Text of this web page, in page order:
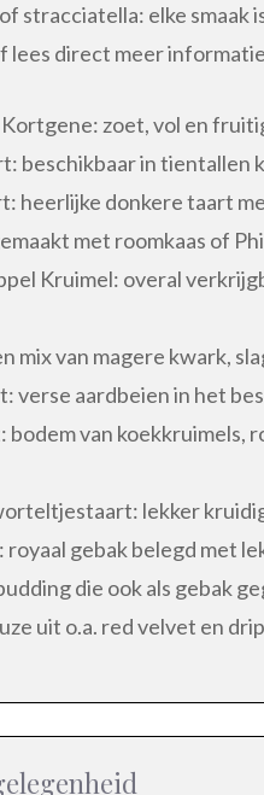
stracciatella: elke smaak
lees direct meer
zoet, vol en
beschikbaar in tientallen
heerlijke donkere taart
met roomkaas of
Kruimel: overal
mix van magere kwark,
verse aardbeien in het
van koekkruimels,
lekker
gebak belegd met
die ook als gebak
uit o.a. red velvet en